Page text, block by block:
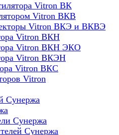
Vitron ВК
Vitron ВКВ
Vitron ВКЭ и ВКВЭ
Vitron ВКН
Vitron ВКН ЭКО
Vitron ВКЭН
Vitron ВКС
Vitron
Сунержа
Сунержа
Сунержа